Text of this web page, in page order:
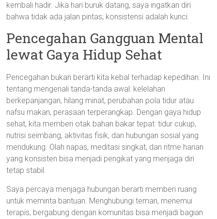
kembali hadir. Jika hari buruk datang, saya ingatkan diri
bahwa tidak ada jalan pintas; konsistensi adalah kunci.
Pencegahan Gangguan Mental
lewat Gaya Hidup Sehat
Pencegahan bukan berarti kita kebal terhadap kepedihan. Ini
tentang mengenali tanda-tanda awal: kelelahan
berkepanjangan, hilang minat, perubahan pola tidur atau
nafsu makan, perasaan terperangkap. Dengan gaya hidup
sehat, kita memberi otak bahan bakar tepat: tidur cukup,
nutrisi seimbang, aktivitas fisik, dan hubungan sosial yang
mendukung. Olah napas, meditasi singkat, dan ritme harian
yang konsisten bisa menjadi pengikat yang menjaga diri
tetap stabil.
Saya percaya menjaga hubungan berarti memberi ruang
untuk meminta bantuan. Menghubungi teman, menemui
terapis, bergabung dengan komunitas bisa menjadi bagian